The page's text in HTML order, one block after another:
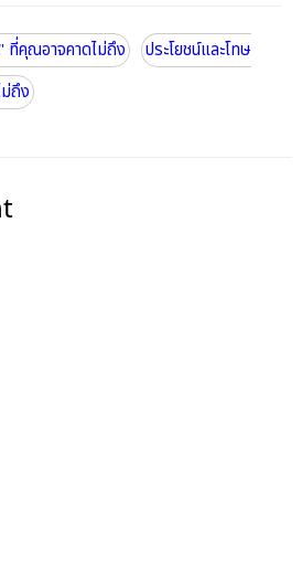
ที่คุณอาจคาดไม่ถึง
ประโยชน์และโทษ
ถึง